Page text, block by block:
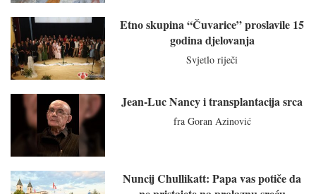
Etno skupina “Čuvarice” proslavile 15
godina djelovanja
Svjetlo riječi
Jean-Luc Nancy i transplantacija srca
fra Goran Azinović
Nuncij Chullikatt: Papa vas potiče da